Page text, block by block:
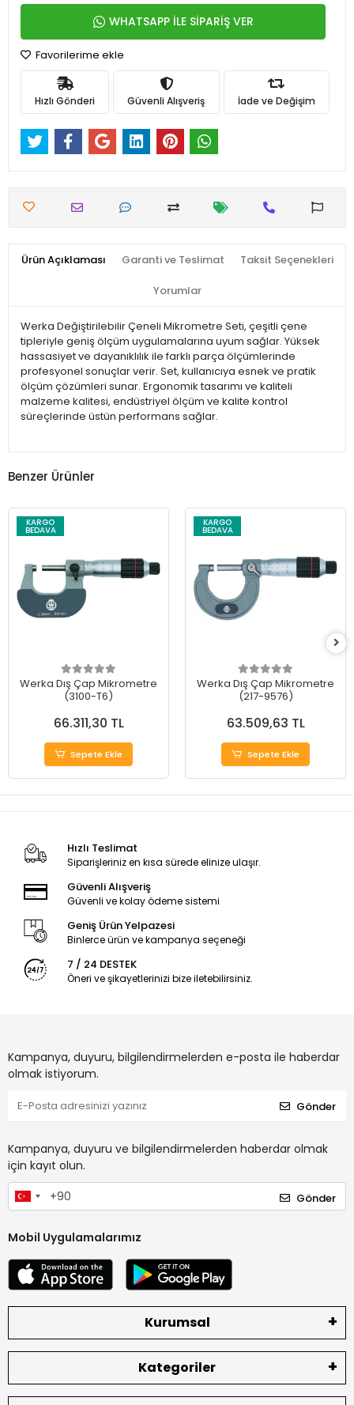
WHATSAPP İLE SİPARİŞ VER
Favorilerime ekle
Hızlı Gönderi Güvenli Alışveriş İade ve Değişim
Ürün Açıklaması Garanti ve Teslimat Taksit Seçenekleri
Yorumlar
Werka Değiştirilebilir Çeneli Mikrometre Seti, çeşitli çene
tipleriyle geniş ölçüm uygulamalarına uyum sağlar. Yüksek
hassasiyet ve dayanıklılık ile farklı parça ölçümlerinde
profesyonel sonuçlar verir. Set, kullanıcıya esnek ve pratik
ölçüm çözümleri sunar. Ergonomik tasarımı ve kaliteli
malzeme kalitesi, endüstriyel ölçüm ve kalite kontrol
süreçlerinde üstün performans sağlar.
Benzer Ürünler
KARGO
BEDAVA
Werka Dış Çap Mikrometre
(3100-T6)
66.311,30 TL
Sepete Ekle
KARGO
BEDAVA
Werka Dış Çap Mikrometre
(217-9576)
63.509,63 TL
Sepete Ekle
Hızlı Teslimat
Siparişleriniz en kısa sürede elinize ulaşır.
Güvenli Alışveriş
Güvenli ve kolay ödeme sistemi
Geniş Ürün Yelpazesi
Binlerce ürün ve kampanya seçeneği
7 / 24 DESTEK
Öneri ve şikayetlerinizi bize iletebilirsiniz.
Kampanya, duyuru, bilgilendirmelerden e-posta ile haberdar
olmak istiyorum.
Gönder
Kampanya, duyuru ve bilgilendirmelerden haberdar olmak
için kayıt olun.
Gönder
Mobil Uygulamalarımız
Kurumsal
Kategoriler